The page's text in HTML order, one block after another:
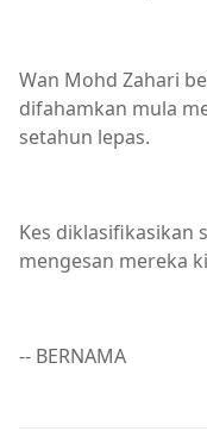
Wan Mohd Zahari
difahamkan mula
setahun lepas.
Kes diklasifikasikan
mengesan mereka
-- BERNAMA